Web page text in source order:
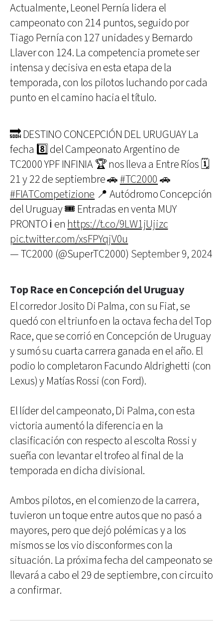
Actualmente, Leonel Pernía lidera el
campeonato con 214 puntos, seguido por
Tiago Pernía con 127 unidades y Bernardo
Llaver con 124. La competencia promete ser
intensa y decisiva en esta etapa de la
temporada, con los pilotos luchando por cada
punto en el camino hacia el título.
🔜 DESTINO CONCEPCIÓN DEL URUGUAY La
fecha 8️⃣ del Campeonato Argentino de
TC2000 YPF INFINIA 🏆 nos lleva a Entre Ríos 🗓
21 y 22 de septiembre 🚗#TC2000 🚗
#FIATCompetizione 📍 Autódromo Concepción
del Uruguay 🎟 Entradas en venta MUY
PRONTO ℹ️ en https://t.co/9LW1jUjizc
pic.twitter.com/xsFPYqjV0u
— TC2000 (@SuperTC2000) September 9, 2024
Top Race en Concepción del Uruguay
El corredor Josito Di Palma, con su Fiat, se
quedó con el triunfo en la octava fecha del Top
Race, que se corrió en Concepción de Uruguay
y sumó su cuarta carrera ganada en el año. El
podio lo completaron Facundo Aldrighetti (con
Lexus) y Matías Rossi (con Ford).
El líder del campeonato, Di Palma, con esta
victoria aumentó la diferencia en la
clasificación con respecto al escolta Rossi y
sueña con levantar el trofeo al final de la
temporada en dicha divisional.
Ambos pilotos, en el comienzo de la carrera,
tuvieron un toque entre autos que no pasó a
mayores, pero que dejó polémicas y a los
mismos se los vio disconformes con la
situación. La próxima fecha del campeonato se
llevará a cabo el 29 de septiembre, con circuito
a confirmar.